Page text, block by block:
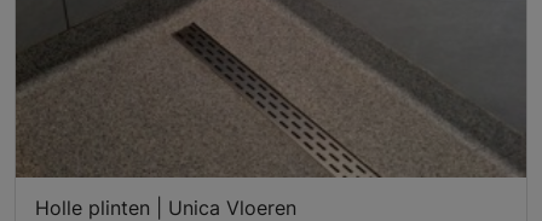
Holle plinten | Unica Vloeren